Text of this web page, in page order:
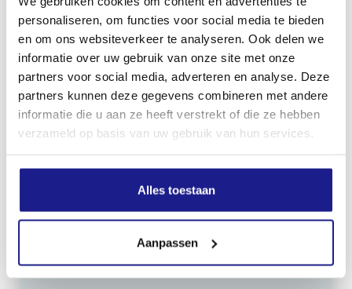
personaliseren, om functies voor social media te bieden
en om ons websiteverkeer te analyseren. Ook delen we
informatie over uw gebruik van onze site met onze
partners voor social media, adverteren en analyse. Deze
partners kunnen deze gegevens combineren met andere
informatie die u aan ze heeft verstrekt of die ze hebben
verzameld op basis van uw gebruik van hun services.
Alles toestaan
Aanpassen
Bij storing:06-83139573
OPENINGSTIJDEN
Zaterdag: 09:00 - 12:00
Zondag: gesloten
Routebeschrijving